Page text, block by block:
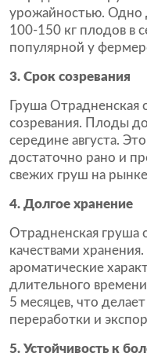
урожайностью. Одно
100-150 кг плодов в
популярной у
3. Срок созревания
Груша Отрадненская
созревания. Плоды
середине августа.
достаточно рано и
свежих груш на
4. Долгое хранение
Отрадненская груша
качествами
ароматические
длительного
5 месяцев, что
переработки и
5. Устойчивость к